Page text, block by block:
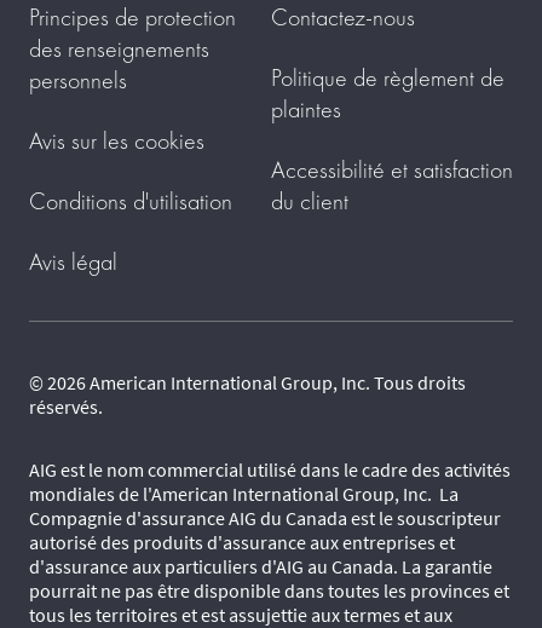
Principes de protection
des renseignements
personnels
Avis sur les cookies
Conditions d'utilisation
Avis légal
Contactez-nous
Politique de règlement de
plaintes
Accessibilité et satisfaction
du client
© 2026 American International Group, Inc. Tous droits
réservés.
AIG est le nom commercial utilisé dans le cadre des activités
mondiales de l'American International Group, Inc. La
Compagnie d'assurance AIG du Canada est le souscripteur
autorisé des produits d'assurance aux entreprises et
d'assurance aux particuliers d'AIG au Canada. La garantie
pourrait ne pas être disponible dans toutes les provinces et
tous les territoires et est assujettie aux termes et aux